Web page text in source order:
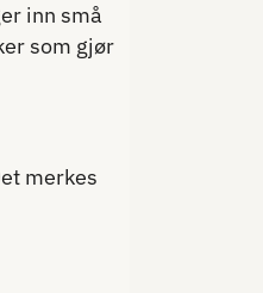
inn små
som gjør
merkes